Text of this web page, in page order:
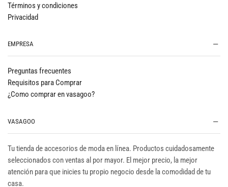
Términos y condiciones
Privacidad
EMPRESA
Preguntas frecuentes
Requisitos para Comprar
¿Como comprar en vasagoo?
VASAGOO
Tu tienda de accesorios de moda en línea. Productos cuidadosamente
seleccionados con ventas al por mayor. El mejor precio, la mejor
atención para que inicies tu propio negocio desde la comodidad de tu
casa.